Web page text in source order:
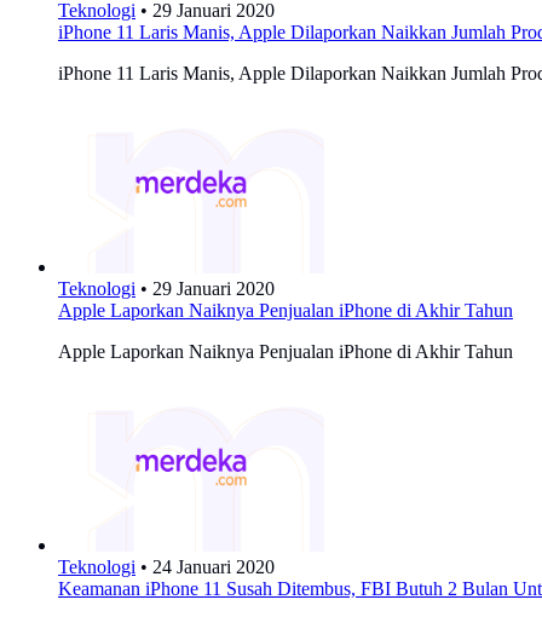
Teknologi • 29 Januari 2020
iPhone 11 Laris Manis, Apple Dilaporkan Naikkan Jumlah
iPhone 11 Laris Manis, Apple Dilaporkan Naikkan Jumlah
Teknologi • 29 Januari 2020
Apple Laporkan Naiknya Penjualan iPhone di Akhir Tahun
Apple Laporkan Naiknya Penjualan iPhone di Akhir Tahun
Teknologi • 24 Januari 2020
Keamanan iPhone 11 Susah Ditembus, FBI Butuh 2 Bulan